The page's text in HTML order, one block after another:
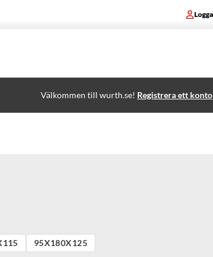
Välkommen till wurth.se! Registrera ett konto
95X180X125